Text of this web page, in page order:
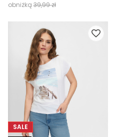
obniżką 39,99 zł
SALE